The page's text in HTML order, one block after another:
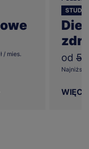
/ mies.
STUDIA
od